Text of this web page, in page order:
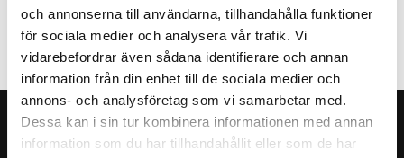
och annonserna till användarna, tillhandahålla funktioner
för sociala medier och analysera vår trafik. Vi
vidarebefordrar även sådana identifierare och annan
information från din enhet till de sociala medier och
annons- och analysföretag som vi samarbetar med.
Dessa kan i sin tur kombinera informationen med annan
information som du har tillhandahållit eller som de har